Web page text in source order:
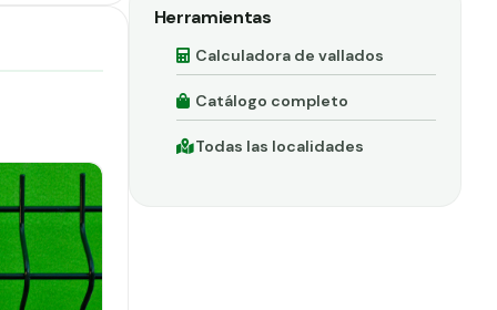
Herramientas
Calculadora de vallados
Catálogo completo
Todas las localidades